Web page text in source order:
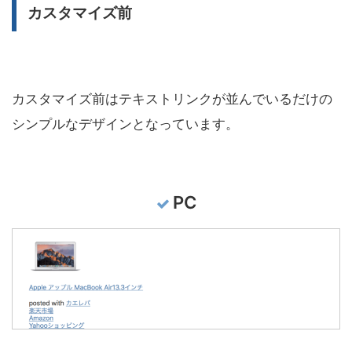
カスタマイズ前
カスタマイズ前はテキストリンクが並んでいるだけの
シンプルなデザインとなっています。
PC